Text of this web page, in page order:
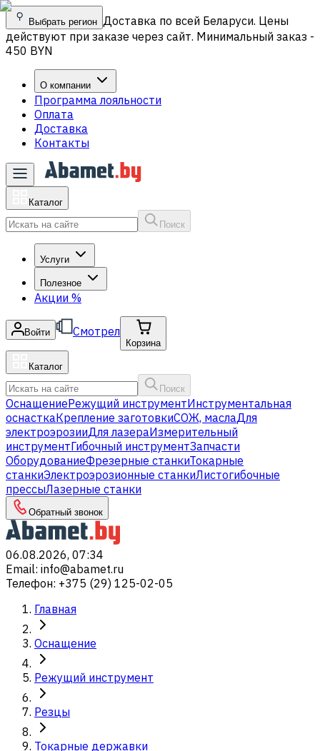
Выбрать регион Доставка по всей Беларуси. Цены
действуют при заказе через сайт. Минимальный заказ -
450 BYN
О компании
Программа лояльности
Оплата
Доставка
Контакты
Каталог
Поиск
Услуги
Полезное
Акции %
Войти Смотрел
Корзина
Каталог
Поиск
ОснащениеРежущий инструментИнструментальная
оснасткаКрепление заготовкиСОЖ, маслаДля
электроэрозииДля лазераИзмерительный
инструментГибочный инструментЗапчасти
ОборудованиеФрезерные станкиТокарные
станкиЭлектроэрозионные станкиЛистогибочные
прессыЛазерные станки
Обратный звонок
06.08.2026, 07:34
Email: info@abamet.ru
Телефон: +375 (29) 125-02-05
Главная
Оснащение
Режущий инструмент
Резцы
Токарные державки